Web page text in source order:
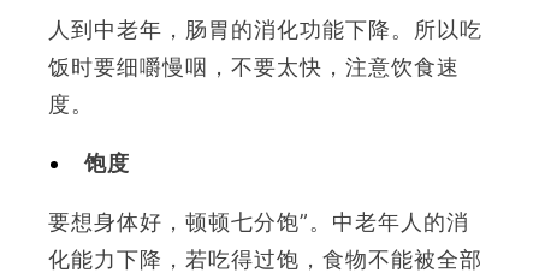
人到中老年，肠胃的消化功能下降。所以吃
饭时要细嚼慢咽，不要太快，注意饮食速
度。
饱度
要想身体好，顿顿七分饱”。中老年人的消
化能力下降，若吃得过饱，食物不能被全部